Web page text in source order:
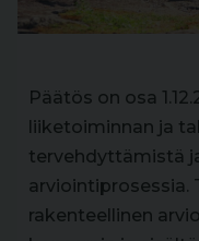
Päätös on osa
liiketoiminnan ja
tervehdyttämistä
arviointiprosessia.
rakenteellinen